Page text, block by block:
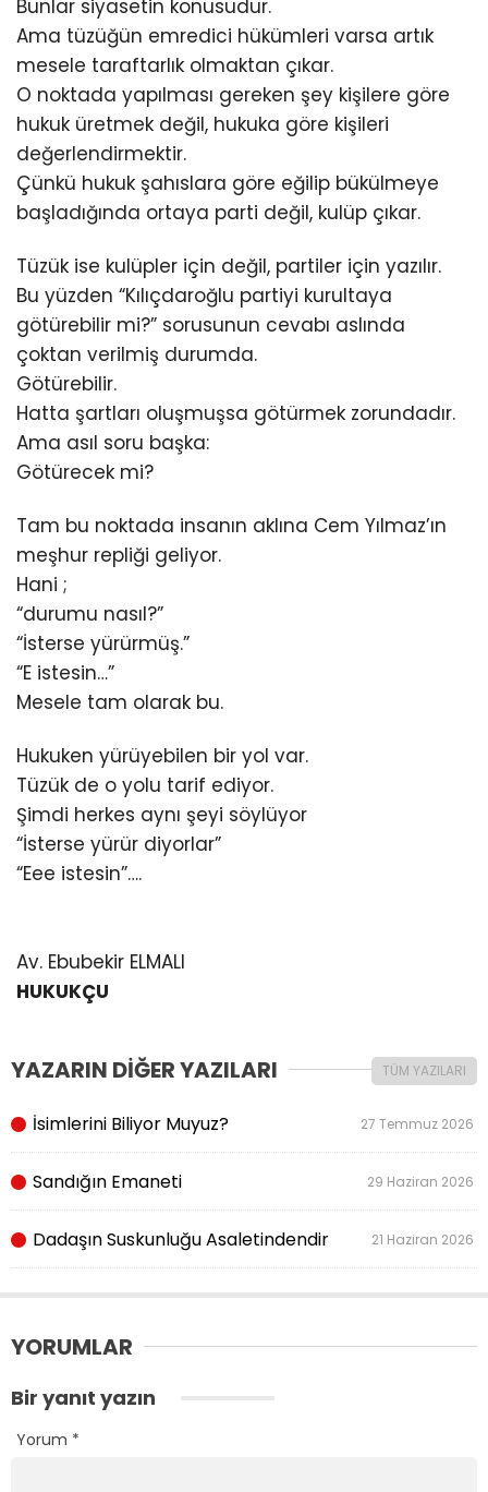
Bunlar siyasetin konusudur.
Ama tüzüğün emredici hükümleri varsa artık
mesele taraftarlık olmaktan çıkar.
O noktada yapılması gereken şey kişilere göre
hukuk üretmek değil, hukuka göre kişileri
değerlendirmektir.
Çünkü hukuk şahıslara göre eğilip bükülmeye
başladığında ortaya parti değil, kulüp çıkar.
Tüzük ise kulüpler için değil, partiler için yazılır.
Bu yüzden “Kılıçdaroğlu partiyi kurultaya
götürebilir mi?” sorusunun cevabı aslında
çoktan verilmiş durumda.
Götürebilir.
Hatta şartları oluşmuşsa götürmek zorundadır.
Ama asıl soru başka:
Götürecek mi?
Tam bu noktada insanın aklına Cem Yılmaz’ın
meşhur repliği geliyor.
Hani ;
“durumu nasıl?”
“İsterse yürürmüş.”
“E istesin…”
Mesele tam olarak bu.
Hukuken yürüyebilen bir yol var.
Tüzük de o yolu tarif ediyor.
Şimdi herkes aynı şeyi söylüyor
“İsterse yürür diyorlar”
“Eee istesin”….
Av. Ebubekir ELMALI
HUKUKÇU
YAZARIN DİĞER YAZILARI TÜM YAZILARI
İsimlerini Biliyor Muyuz? 27 Temmuz 2026
Sandığın Emaneti 29 Haziran 2026
Dadaşın Suskunluğu Asaletindendir 21 Haziran 2026
YORUMLAR
Bir yanıt yazın
Yorum *